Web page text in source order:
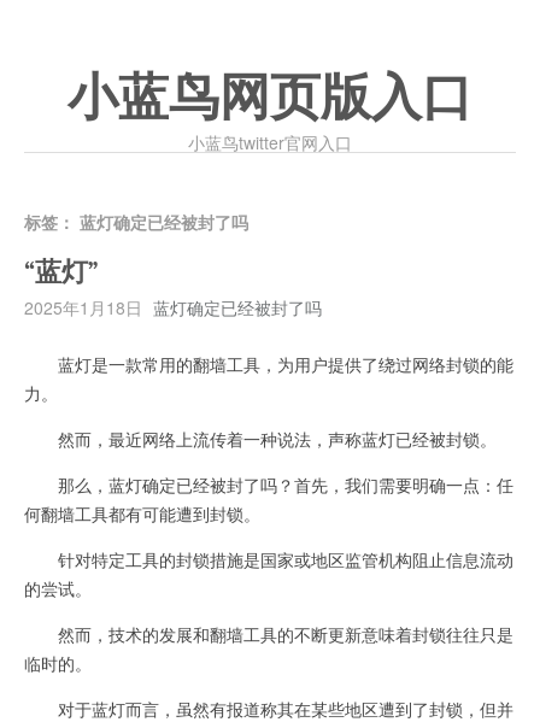
小蓝鸟网页版入口
小蓝鸟twitter官网入口
标签： 蓝灯确定已经被封了吗
“蓝灯”
2025年1月18日 蓝灯确定已经被封了吗
蓝灯是一款常用的翻墙工具，为用户提供了绕过网络封锁的能
力。
然而，最近网络上流传着一种说法，声称蓝灯已经被封锁。
那么，蓝灯确定已经被封了吗？首先，我们需要明确一点：任
何翻墙工具都有可能遭到封锁。
针对特定工具的封锁措施是国家或地区监管机构阻止信息流动
的尝试。
然而，技术的发展和翻墙工具的不断更新意味着封锁往往只是
临时的。
对于蓝灯而言，虽然有报道称其在某些地区遭到了封锁，但并